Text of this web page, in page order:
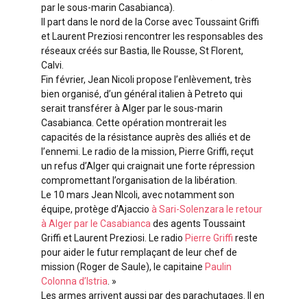
par le sous-marin Casabianca).
Il part dans le nord de la Corse avec Toussaint Griffi
et Laurent Preziosi rencontrer les responsables des
réseaux créés sur Bastia, Ile Rousse, St Florent,
Calvi.
Fin février, Jean Nicoli propose l’enlèvement, très
bien organisé, d’un général italien à Petreto qui
serait transférer à Alger par le sous-marin
Casabianca. Cette opération montrerait les
capacités de la résistance auprès des alliés et de
l’ennemi. Le radio de la mission, Pierre Griffi, reçut
un refus d’Alger qui craignait une forte répression
compromettant l’organisation de la libération.
Le 10 mars Jean NIcoli, avec notamment son
équipe, protège d’Ajaccio à Sari-Solenzara le retour
à Alger par le Casabiancades agents Toussaint
Griffi et Laurent Preziosi. Le radio Pierre Griffi reste
pour aider le futur remplaçant de leur chef de
mission (Roger de Saule), le capitaine Paulin
Colonna d’Istria. »
Les armes arrivent aussi par des parachutages. Il en